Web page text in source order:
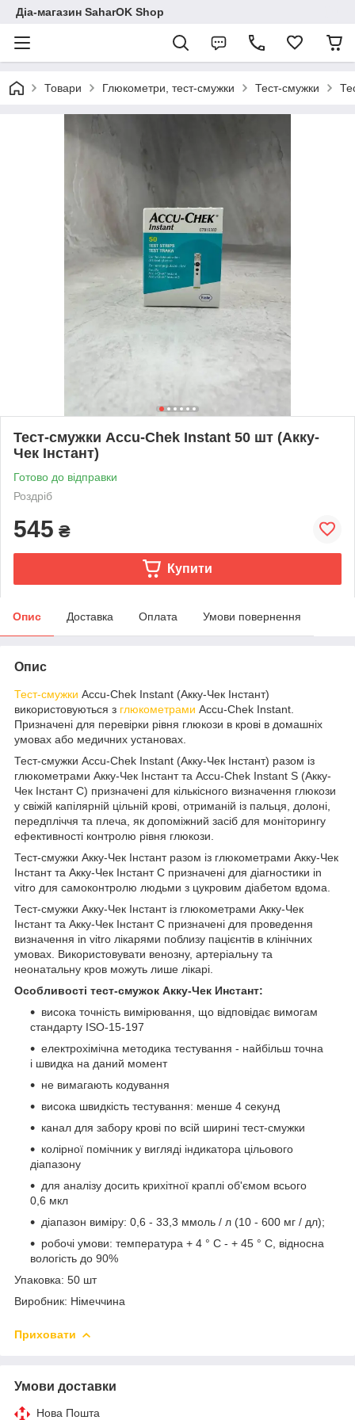
Діа-магазин SaharOK Shop
Товари Глюкометри, тест-смужки Тест-смужки
Тест-смужки Accu-Chek Instant 50 шт (Акку-
Чек Інстант)
Готово до відправки
Роздріб
545 ₴
Купити
Опис Доставка Оплата Умови повернення
Опис
Тест-смужки Accu-Chek Instant (Акку-Чек Інстант)
використовуються з глюкометрами Accu-Chek Instant.
Призначені для перевірки рівня глюкози в крові в домашніх
умовах або медичних установах.
Тест-смужки Accu-Chek Instant (Акку-Чек Інстант) разом із
глюкометрами Акку-Чек Інстант та Accu-Chek Instant S (Акку-
Чек Інстант С) призначені для кількісного визначення глюкози
у свіжій капілярній цільній крові, отриманій із пальця, долоні,
передпліччя та плеча, як допоміжний засіб для моніторингу
ефективності контролю рівня глюкози.
Тест-смужки Акку-Чек Інстант разом із глюкометрами Акку-Чек
Інстант та Акку-Чек Інстант С призначені для діагностики in
vitro для самоконтролю людьми з цукровим діабетом вдома.
Тест-смужки Акку-Чек Інстант із глюкометрами Акку-Чек
Інстант та Акку-Чек Інстант С призначені для проведення
визначення in vitro лікарями поблизу пацієнтів в клінічних
умовах. Використовувати венозну, артеріальну та
неонатальну кров можуть лише лікарі.
Особливості тест-смужок Акку-Чек Инстант:
висока точність вимірювання, що відповідає вимогам
стандарту ISO-15-197
електрохімічна методика тестування - найбільш точна
і швидка на даний момент
не вимагають кодування
висока швидкість тестування: менше 4 секунд
канал для забору крові по всій ширині тест-смужки
колірної помічник у вигляді індикатора цільового
діапазону
для аналізу досить крихітної краплі об'ємом всього
0,6 мкл
діапазон виміру: 0,6 - 33,3 ммоль / л (10 - 600 мг / дл);
робочі умови: температура + 4 ° С - + 45 ° С, відносна
вологість до 90%
Упаковка: 50 шт
Виробник: Німеччина
Приховати
Умови доставки
Нова Пошта